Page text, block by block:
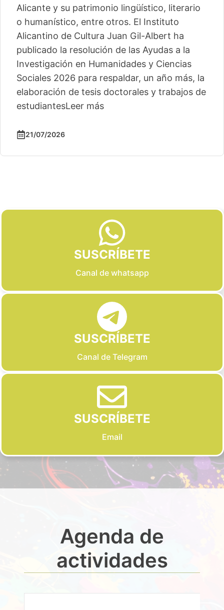
Alicante y su patrimonio lingüístico, literario
o humanístico, entre otros. El Instituto
Alicantino de Cultura Juan Gil-Albert ha
publicado la resolución de las Ayudas a la
Investigación en Humanidades y Ciencias
Sociales 2026 para respaldar, un año más, la
elaboración de tesis doctorales y trabajos de
estudiantesLeer más
21/07/2026
SUSCRÍBETE
Canal de whatsapp
SUSCRÍBETE
Canal de Telegram
SUSCRÍBETE
Email
Agenda de
actividades